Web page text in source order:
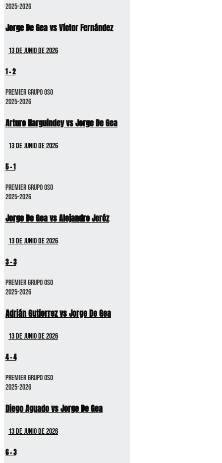
2025-2026
Jorge De Gea vs Víctor Fernández
13 de junio de 2026
1-2
Premier GRUPO OSO
2025-2026
Arturo Harguindey vs Jorge De Gea
13 de junio de 2026
5-1
Premier GRUPO OSO
2025-2026
Jorge De Gea vs Alejandro Jeréz
13 de junio de 2026
3-3
Premier GRUPO OSO
2025-2026
Adrián Gutierrez vs Jorge De Gea
13 de junio de 2026
4-4
Premier GRUPO OSO
2025-2026
Diego Aguado vs Jorge De Gea
13 de junio de 2026
6-3